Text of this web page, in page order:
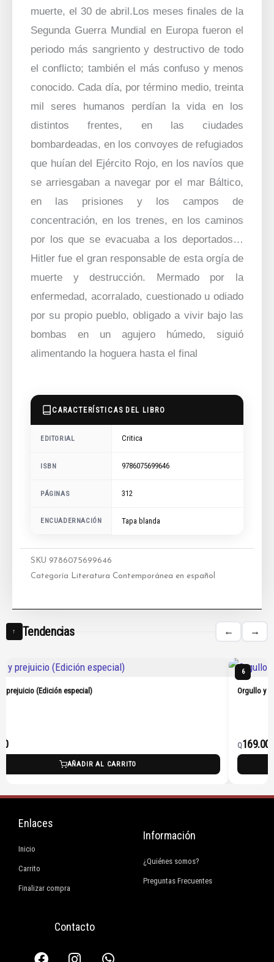
muerte, el 30 de abril.Los meses finales de la
Segunda Guerra Mundial en Europa fueron el
periodo más sangriento y destructivo de todo
el conflicto; también el más confuso y menos
conocido. Cada día, por término medio, treinta
mil seres humanos perdían la vida en los
distintos frentes, en las ciudades
bombardeadas, en los convoyes de refugiados
que huían del Ejército Rojo, en los navíos que
se arriesgaban a navegar por el mar Báltico,
en las prisiones y los campos de
concentración, en los trenes, en los caminos
por los que se evacuaba a los deportados…
Hitler fue el gran responsable de esta orgía de
muerte y destrucción. Mermado por la
enfermedad, acorralado, cuestionado u odiado
por su propio pueblo, obligado a vivir bajo las
bombas en un agujero húmedo, siguió
alimentando la hoguera hasta el final
CARACTERÍSTICAS DEL LIBRO
EDITORIAL Critica
ISBN 9786075699646
PÁGINAS 312
ENCUADERNACIÓN Tapa blanda
SKU 9786075699646
Categoría
Literatura Contemporánea en español
↑ Tendencias ← →
prejuicio (Edición especial)
AÑADIR AL CARRITO
6
Orgullo y
Q169.00
Enlaces
Inicio
Carrito
Finalizar compra
Información
¿Quiénes somos?
Preguntas Frecuentes
Contacto
F
I
W
E